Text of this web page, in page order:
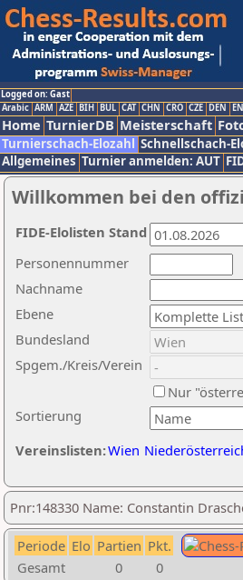
Logged on: Gast
Arabic ARM AZE BIH BUL CAT CHN CRO CZE DEN
Home TurnierDB Meisterschaft
Turnierschach-Elozahl Schnellschach-
Allgemeines Turnier anmelden: AUT
Willkommen bei den
Nachname
Ebene
Sortierung
Personennummer
Bundesland
Spgem./Kreis/Verein
Nur
Vereinslisten:Wien
FIDE-Elolisten Stand
Pnr:148330 Name: Constantin
Periode Elo Partien Pkt.
Gesamt
0 0